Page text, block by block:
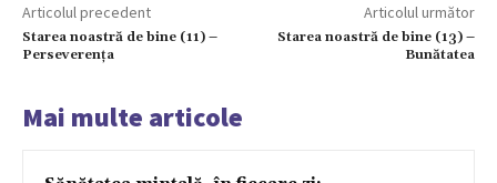
Articolul precedent
Starea noastră de bine (11) –
Perseverența
Articolul următor
Starea noastră de bine (13) –
Bunătatea
Mai multe articole